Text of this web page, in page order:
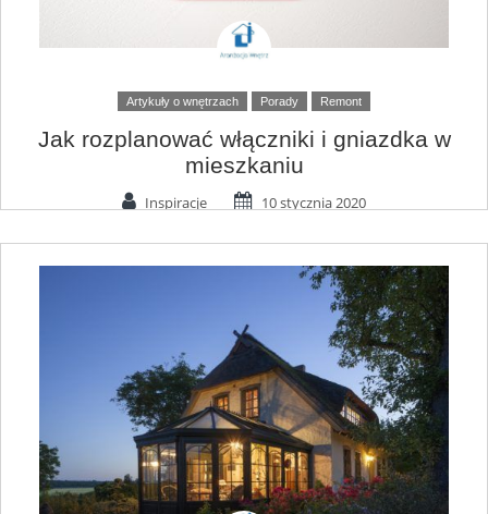
Artykuły o wnętrzach Porady Remont
Jak rozplanować włączniki i gniazdka w
mieszkaniu
Inspiracje 10 stycznia 2020